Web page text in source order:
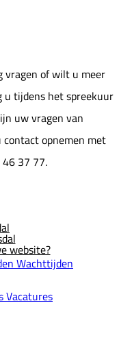
vragen of wilt u meer
u tijdens het spreekuur
uw vragen van
opnemen met
37 77.
website?
Wachttijden
Vacatures